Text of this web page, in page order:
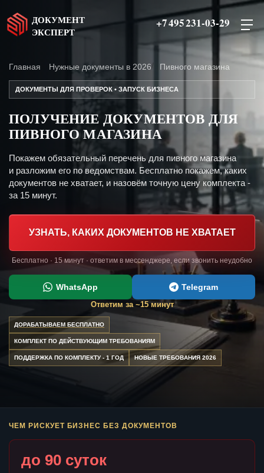
ДОКУМЕНТ
ЭКСПЕРТ
+7 495 231-03-29
Главная Нужные документы в 2026 Пивного магазина
ДОКУМЕНТЫ ДЛЯ ПРОВЕРОК • ЗАПУСК БИЗНЕСА
ПОЛУЧЕНИЕ ДОКУМЕНТОВ ДЛЯ
ПИВНОГО МАГАЗИНА
Покажем обязательный перечень для пивного магазина
и разложим его по ведомствам. Бесплатно покажем, каких
документов не хватает, и назовём точную цену комплекта -
за 15 минут.
УЗНАТЬ, КАКИХ ДОКУМЕНТОВ НЕ ХВАТАЕТ
Бесплатно · 15 минут · ответим в мессенджере, если звонить неудобно
WhatsApp Telegram
Ответим за ~15 минут
ДОРАБАТЫВАЕМ БЕСПЛАТНО
КОМПЛЕКТ ПО ДЕЙСТВУЮЩИМ ТРЕБОВАНИЯМ
ПОДДЕРЖКА ПО КОМПЛЕКТУ - 1 ГОД НОВЫЕ ТРЕБОВАНИЯ 2026
ЧЕМ РИСКУЕТ БИЗНЕС БЕЗ ДОКУМЕНТОВ
до 90 суток